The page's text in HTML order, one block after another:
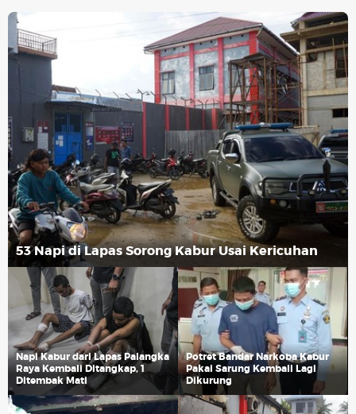
53 Napi di Lapas Sorong Kabur Usai Kericuhan
Napi Kabur dari Lapas Palangka
Raya Kembali Ditangkap, 1
Ditembak Mati
Potret Bandar Narkoba Kabur
Pakai Sarung Kembali Lagi
Dikurung